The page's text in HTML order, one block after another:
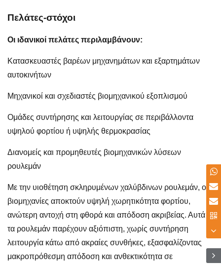
Πελάτες-στόχοι
Οι ιδανικοί πελάτες περιλαμβάνουν:
Κατασκευαστές βαρέων μηχανημάτων και εξαρτημάτων
αυτοκινήτων
Μηχανικοί και σχεδιαστές βιομηχανικού εξοπλισμού
Ομάδες συντήρησης και λειτουργίας σε περιβάλλοντα
υψηλού φορτίου ή υψηλής θερμοκρασίας
Διανομείς και προμηθευτές βιομηχανικών λύσεων
ρουλεμάν
Με την υιοθέτηση σκληρυμένων χαλύβδινων ρουλεμάν, οι
βιομηχανίες αποκτούν υψηλή χωρητικότητα φορτίου,
ανώτερη αντοχή στη φθορά και απόδοση ακριβείας. Αυτά
τα ρουλεμάν παρέχουν αξιόπιστη, χωρίς συντήρηση
λειτουργία κάτω από ακραίες συνθήκες, εξασφαλίζοντας
μακροπρόθεσμη απόδοση και ανθεκτικότητα σε